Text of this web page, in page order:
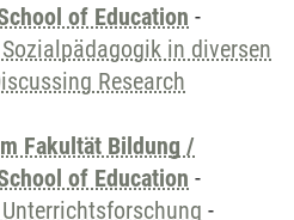
of Education -
in diversen
Research
Fakultät Bildung /
of Education -
-